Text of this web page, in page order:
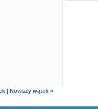
| Nowszy wątek »